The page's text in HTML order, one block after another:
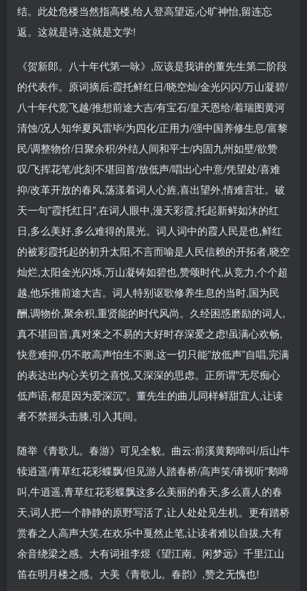
结。此处危楼当然指高楼,给人登高望远,心旷神怡,留连忘
返。这就是诗,这就是文学!
《贺新郎。八十年代第一咏》,应该是我讲的董先生第二阶段
的代表作。原词摘后:霞托鲜红日/晓空灿/金光闪闪/万山凝碧/
八十年代竞飞越/推想前途大吉/有宝石/皇天恩给/着瑞图黄河
清蚀/况人知华夏风雷毕/为四化/正用力/强中国养修生息/富黎
民/调整物价/日聚余积/外结人间和平士/内固九州如壁/欲赞
叹/飞挥花笔/此刻不堪回首/放低声/唱出心中意/凭望处/喜难
抑/改革开放的春风,荡漾着词人心旌,喜出望外,情难言壮。破
天一句”霞托红日”,在词人眼中,漫天彩霞,托起新鲜如沐的红
日,多么美好,多么难得的晨光。词人词中的霞人民是也,鲜红
的被彩霞托起的初升太阳,不言而喻是人民信赖的开拓者,晓空
灿烂,太阳金光闪烁,万山凝铸如碧也,赞颂时代,从竞力,个个超
越,他乐推前途大吉。词人特别讴歌修养生息的当时,国为民
酬,调物价,聚余积,重贤能的时代风尚。久经困惑磨励的词人,
真不堪回首,真对來之不易的大好时存深爱之虑!虽满心欢畅,
快意难抑,仍不敢高声怕生不测,这一切只能”放低声”自唱,完满
的表达出内心关切之喜悦,又深深的思虑。正所谓”无尽痴心
低声语,都是因为爱深沉”。董先生的曲儿同样鲜甜宜人,让读
者不禁摇头击膝,引入其间。
随举《青歌儿。春游》可见全貌。曲云:前溪黄鹅啼叫/后山牛
犊逍遥/青草红花彩蝶飘/但见游人踏春桥/高声笑/请视听”鹅啼
叫,牛逍遥,青草红花彩蝶飘这多么美丽的春天,多么喜人的春
天,词人把一个静静的原野写活了,让人处处见生机。更有踏桥
赏春之人高声大笑,在欢乐中戛然止笔,让读者难以自拔,大有
余音绕梁之感。大有词祖李煜《望江南。闲梦远》千里江山
笛在明月楼之感。大美《青歌儿。春韵》,赞之无愧也!